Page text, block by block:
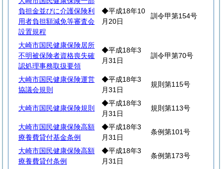
負担金並びに介護保険利
用者負担額減免等審査会
設置規程
◆平成18年10
月20日
訓令甲第154号
大崎市国民健康保険居所
不明被保険者資格喪失確
認処理事務取扱要領
◆平成18年3
月31日
訓令甲第70号
大崎市国民健康保険運営
協議会規則
◆平成18年3
月31日
規則第115号
大崎市国民健康保険規則
◆平成18年3
月31日
規則第113号
大崎市国民健康保険高額
療養費貸付基金条例
◆平成18年3
月31日
条例第101号
大崎市国民健康保険高額
療養費貸付条例
◆平成18年3
月31日
条例第173号